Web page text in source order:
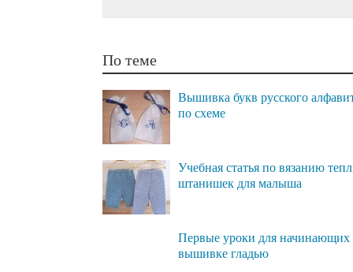
По теме
Вышивка букв русского
по схеме
Учебная статья по вязанию
штанишек для малыша
Первые уроки для начинающих
вышивке гладью